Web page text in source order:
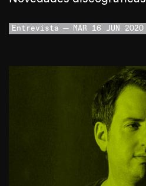
Entrevista MAR 16 JUN 2020